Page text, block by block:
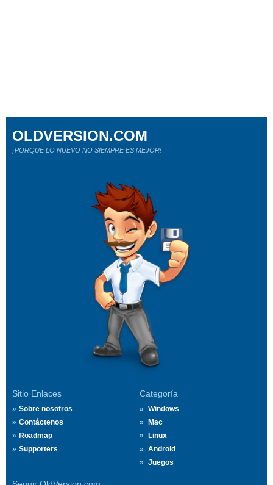
Sitio Enlaces
Sobre nosotros
Contáctenos
Roadmap
Supporters
Categoría
Windows
Mac
Linux
Android
Juegos
OLDVERSION.COM
¡PORQUE LO NUEVO NO SIEMPRE ES MEJOR!